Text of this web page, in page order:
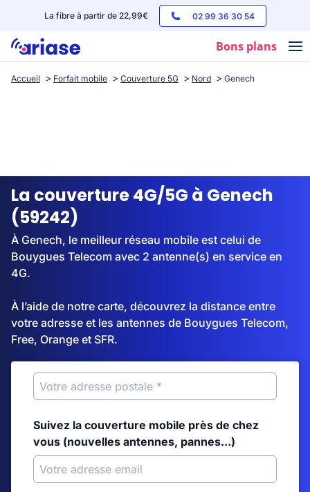
La fibre à partir de 22,99€ 02 99 36 30 54
Bons plans
Box internet
Streaming
Accueil Forfait mobile Couverture 5G Nord Genech
La couverture 4G/5G à Genech
(59242)
À Genech, le meilleur réseau mobile est celui de
Bouygues Telecom avec 2 antenne(s) en service en
4G.
À l’aide de notre carte, découvrez la distance entre
votre adresse et les antennes de Bouygues Telecom,
Free, Orange et SFR.
Suivez la couverture mobile près de chez
vous (nouvelles antennes, pannes...)